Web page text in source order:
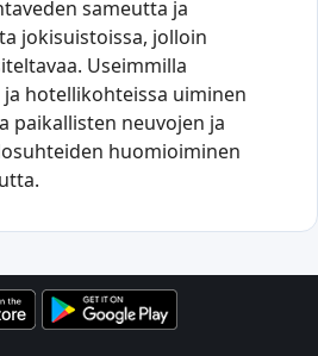
sameutta ja
jokisuistoissa, jolloin
Useimmilla
hotellikohteissa uiminen
paikallisten neuvojen ja
huomioiminen